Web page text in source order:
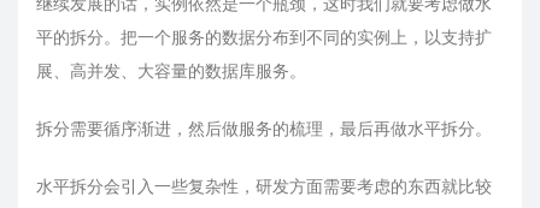
平的拆分。把一个服务的数据分布到不同的实例上，以支持扩
展、高并发、大容量的数据库服务。
拆分需要循序渐进，然后做服务的梳理，最后再做水平拆分。
水平拆分会引入一些复杂性，研发方面需要考虑的东西就比较